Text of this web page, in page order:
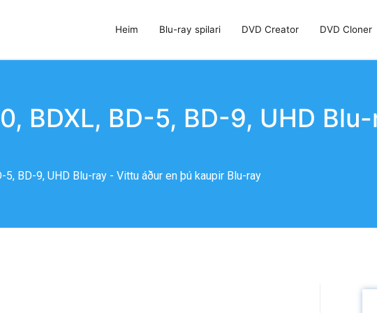
Heim Blu-ray spilari DVD Creator DVD Cloner
BDXL, BD-5, BD-9, UHD
5, BD-9, UHD Blu-ray - Vittu áður en þú kaupir Blu-ray